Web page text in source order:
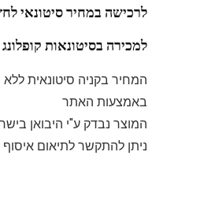
לרכישה במחיר סיטונאי
למכירה בסיטונאות קופלונג 2 אינץ
המחיר בקניה סיטונאית
באמצעות האתר
המוצר נבדק ע"י היבואן
ניתן להתקשר לתיאום